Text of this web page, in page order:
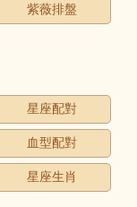
紫薇排盤
星座配對
血型配對
星座生肖